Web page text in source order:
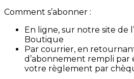
Comment s’abonner :
En ligne, sur notre site de
Boutique
Par courrier, en
d’abonnement rempli par
votre règlement par